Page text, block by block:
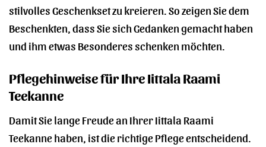
stilvolles Geschenkset zu kreieren. So zeigen Sie dem
Beschenkten, dass Sie sich Gedanken gemacht haben
und ihm etwas Besonderes schenken möchten.
Pflegehinweise für Ihre Iittala Raami
Teekanne
Damit Sie lange Freude an Ihrer Iittala Raami
Teekanne haben, ist die richtige Pflege entscheidend.